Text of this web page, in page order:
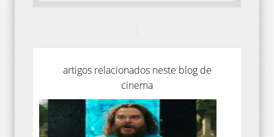
artigos relacionados neste blog de
cinema